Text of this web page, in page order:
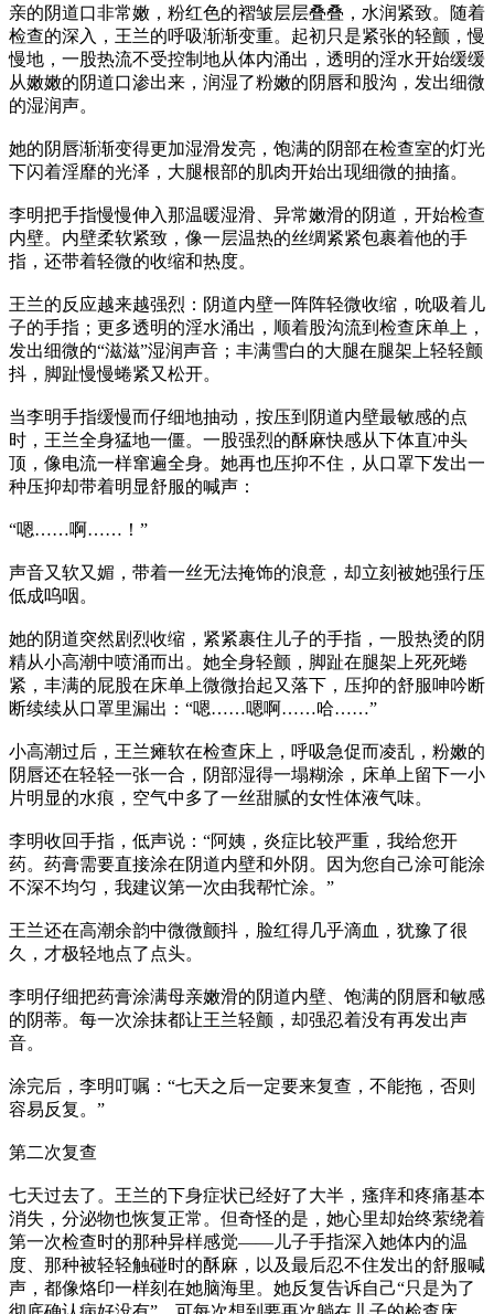
亲的阴道口非常嫩，粉红色的褶皱层层叠叠，水润紧致。随着
检查的深入，王兰的呼吸渐渐变重。起初只是紧张的轻颤，慢
慢地，一股热流不受控制地从体内涌出，透明的淫水开始缓缓
从嫩嫩的阴道口渗出来，润湿了粉嫩的阴唇和股沟，发出细微
的湿润声。
她的阴唇渐渐变得更加湿滑发亮，饱满的阴部在检查室的灯光
下闪着淫靡的光泽，大腿根部的肌肉开始出现细微的抽搐。
李明把手指慢慢伸入那温暖湿滑、异常嫩滑的阴道，开始检查
内壁。内壁柔软紧致，像一层温热的丝绸紧紧包裹着他的手
指，还带着轻微的收缩和热度。
王兰的反应越来越强烈：阴道内壁一阵阵轻微收缩，吮吸着儿
子的手指；更多透明的淫水涌出，顺着股沟流到检查床单上，
发出细微的“滋滋”湿润声音；丰满雪白的大腿在腿架上轻轻颤
抖，脚趾慢慢蜷紧又松开。
当李明手指缓慢而仔细地抽动，按压到阴道内壁最敏感的点
时，王兰全身猛地一僵。一股强烈的酥麻快感从下体直冲头
顶，像电流一样窜遍全身。她再也压抑不住，从口罩下发出一
种压抑却带着明显舒服的喊声：
“嗯……啊……！”
声音又软又媚，带着一丝无法掩饰的浪意，却立刻被她强行压
低成呜咽。
她的阴道突然剧烈收缩，紧紧裹住儿子的手指，一股热烫的阴
精从小高潮中喷涌而出。她全身轻颤，脚趾在腿架上死死蜷
紧，丰满的屁股在床单上微微抬起又落下，压抑的舒服呻吟断
断续续从口罩里漏出：“嗯……嗯啊……哈……”
小高潮过后，王兰瘫软在检查床上，呼吸急促而凌乱，粉嫩的
阴唇还在轻轻一张一合，阴部湿得一塌糊涂，床单上留下一小
片明显的水痕，空气中多了一丝甜腻的女性体液气味。
李明收回手指，低声说：“阿姨，炎症比较严重，我给您开
药。药膏需要直接涂在阴道内壁和外阴。因为您自己涂可能涂
不深不均匀，我建议第一次由我帮忙涂。”
王兰还在高潮余韵中微微颤抖，脸红得几乎滴血，犹豫了很
久，才极轻地点了点头。
李明仔细把药膏涂满母亲嫩滑的阴道内壁、饱满的阴唇和敏感
的阴蒂。每一次涂抹都让王兰轻颤，却强忍着没有再发出声
音。
涂完后，李明叮嘱：“七天之后一定要来复查，不能拖，否则
容易反复。”
第二次复查
七天过去了。王兰的下身症状已经好了大半，瘙痒和疼痛基本
消失，分泌物也恢复正常。但奇怪的是，她心里却始终萦绕着
第一次检查时的那种异样感觉——儿子手指深入她体内的温
度、那种被轻轻触碰时的酥麻，以及最后忍不住发出的舒服喊
声，都像烙印一样刻在她脑海里。她反复告诉自己“只是为了